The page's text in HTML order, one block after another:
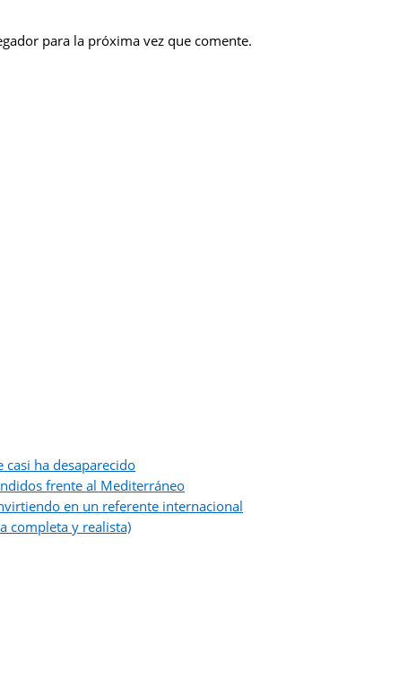
para la próxima vez que comente.
casi ha desaparecido
frente al Mediterráneo
en un referente internacional
completa y realista)